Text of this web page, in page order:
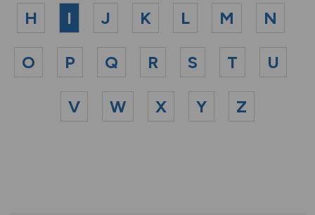
H I J K L M N
O P Q R S T U
V W X Y Z